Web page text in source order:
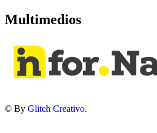
Multimedios
© By Glitch Creativo.